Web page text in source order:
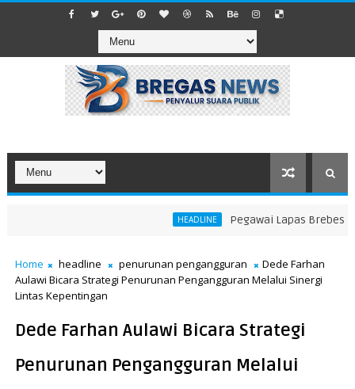
HEADLINE Pegawai Lapas Brebes
Home headline penurunan pengangguran
Dede Farhan
Aulawi Bicara Strategi Penurunan Pengangguran Melalui Sinergi
Lintas Kepentingan
Dede Farhan Aulawi Bicara Strategi
Penurunan Pengangguran Melalui